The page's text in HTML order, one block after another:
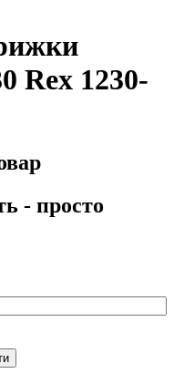
Rex 1230-
- просто